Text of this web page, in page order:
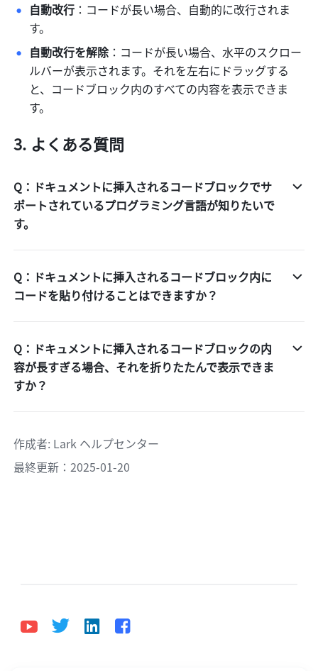
自動改行 ：コードが長い場合、自動的に改行されま
す。
自動改行を解除：コードが長い場合、水平のスクロー
ルバーが表示されます。それを左右にドラッグする
と、コードブロック内のすべての内容を表示できま
す。
よくある質問
Q：ドキュメントに挿入されるコードブロックでサ
ポートされているプログラミング言語が知りたいで
す。
Q：ドキュメントに挿入されるコードブロック内に
コードを貼り付けることはできますか？
Q：ドキュメントに挿入されるコードブロックの内
容が長すぎる場合、それを折りたたんで表示できま
すか？
作成者: Lark ヘルプセンター
最終更新：2025-01-20